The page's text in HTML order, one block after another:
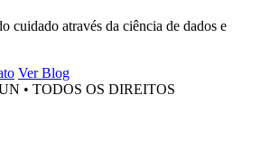
cuidado através da ciência de dados e
Ver Blog
• TODOS OS DIREITOS